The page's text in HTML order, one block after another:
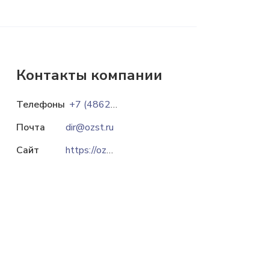
Контакты компании
Телефоны
+7 (4862) 48-07-01
Почта
dir@ozst.ru
Сайт
https://ozst.ru